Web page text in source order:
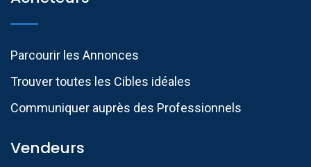
Parcourir les Annonces
Trouver toutes les Cibles idéales
Communiquer auprès des Professionnels​
Vendeurs